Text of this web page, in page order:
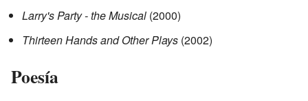
Larry's Party - the Musical (2000)
Thirteen Hands and Other Plays (2002)
Poesía